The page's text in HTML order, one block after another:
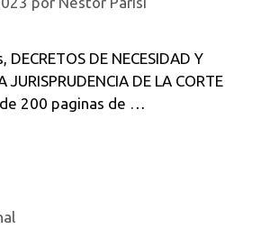
DE NECESIDAD Y
JURISPRUDENCIA DE LA CORTE
de 200 paginas de …